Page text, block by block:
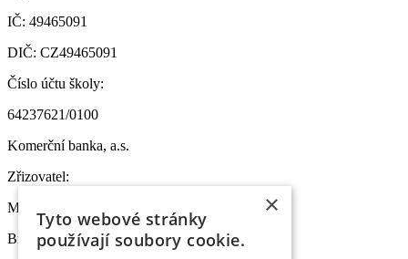
IČ: 49465091
DIČ: CZ49465091
Číslo účtu školy:
64237621/0100
Komerční banka, a.s.
Zřizovatel:
MČ Brno-sever
Bratislavská 70, 601 47 Brno
×
Tyto webové stránky
používají soubory cookie.